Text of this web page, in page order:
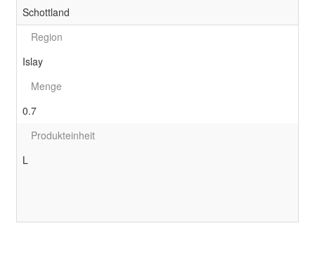
Schottland
Region
Islay
Menge
0.7
Produkteinheit
L